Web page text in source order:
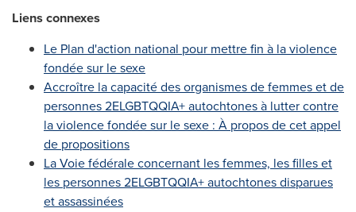
Liens connexes
Le Plan d'action national pour mettre fin à la violence
fondée sur le sexe
Accroître la capacité des organismes de femmes et de
personnes 2ELGBTQQIA+ autochtones à lutter contre
la violence fondée sur le sexe : À propos de cet appel
de propositions
La Voie fédérale concernant les femmes, les filles et
les personnes 2ELGBTQQIA+ autochtones disparues
et assassinées